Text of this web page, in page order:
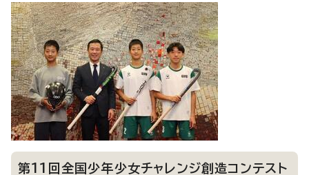
第11回全国少年少女チャレンジ創造コンテスト